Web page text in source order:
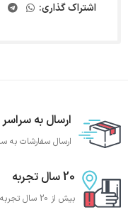
اشتراک گذاری:
ارسال به
ارسال سفارشات به
20 سال تجربه
بیش از 20 سال تجربه تجهیز باشگاه بدنسازی